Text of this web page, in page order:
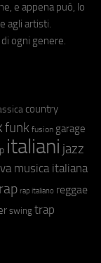
e appena può, lo
agli artisti.
ogni genere.
country
funk fusion garage
italiani jazz
musica italiana
rap rap italiano reggae
swing trap